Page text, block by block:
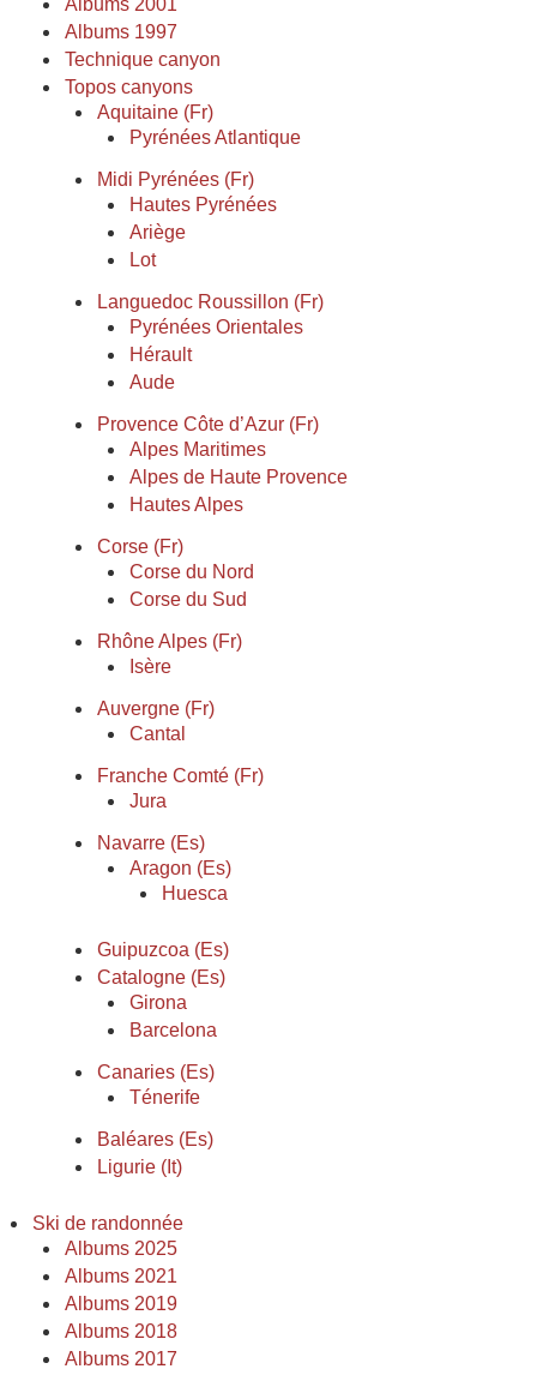
Albums 2001
Albums 1997
Technique canyon
Topos canyons
Aquitaine (Fr)
Pyrénées Atlantique
Midi Pyrénées (Fr)
Hautes Pyrénées
Ariège
Lot
Languedoc Roussillon (Fr)
Pyrénées Orientales
Hérault
Aude
Provence Côte d’Azur (Fr)
Alpes Maritimes
Alpes de Haute Provence
Hautes Alpes
Corse (Fr)
Corse du Nord
Corse du Sud
Rhône Alpes (Fr)
Isère
Auvergne (Fr)
Cantal
Franche Comté (Fr)
Jura
Navarre (Es)
Aragon (Es)
Huesca
Guipuzcoa (Es)
Catalogne (Es)
Girona
Barcelona
Canaries (Es)
Ténerife
Baléares (Es)
Ligurie (It)
Ski de randonnée
Albums 2025
Albums 2021
Albums 2019
Albums 2018
Albums 2017